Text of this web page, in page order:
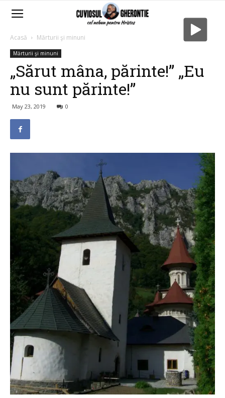
Acasă Mărturii şi minuni
Mărturii şi minuni
„Sărut mâna, părinte!” „Eu
nu sunt părinte!”
May 23, 2019 0